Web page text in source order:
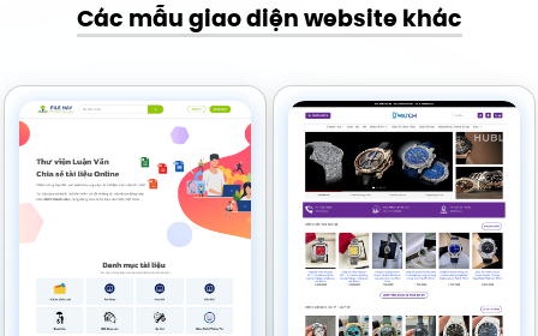
Các mẫu giao diện website khác